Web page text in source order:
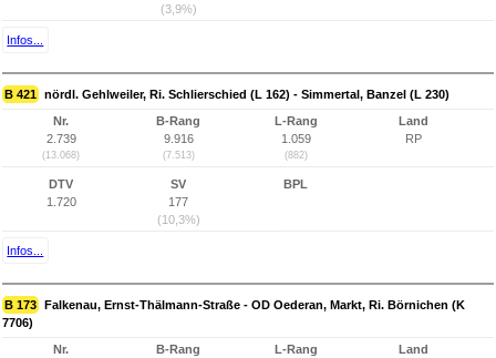
(3,9%)
Infos...
B 421 nördl. Gehlweiler, Ri. Schlierschied (L 162) - Simmertal, Banzel (L 230)
Nr.
2.739
(13.068)
B-Rang
9.916
(7.513)
L-Rang
1.059
(882)
Land
RP
DTV
1.720
SV
177
(10,3%)
BPL
Infos...
B 173 Falkenau, Ernst-Thälmann-Straße - OD Oederan, Markt, Ri. Börnichen (K
7706)
Nr.
B-Rang
L-Rang
Land